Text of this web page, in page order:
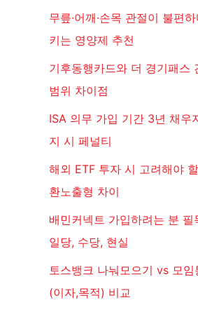
무릎·어깨·손목 관절이 불편
키는 영양제 추천
기후동행카드와 더 경기패스
범위 차이점
ISA 의무 가입 기간 3년 채우
지 시 페널티
해외 ETF 투자 시 고려해야
환노출형 차이
배민커넥트 가입하려는 분 필
일당, 수당, 현실
토스뱅크 나눠모으기 vs 모임
(이자,목적) 비교